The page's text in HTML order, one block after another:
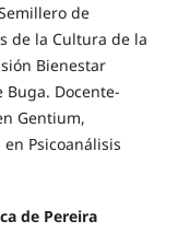
de
de la Cultura de la
Bienestar
Docente-
Gentium,
Psicoanálisis
de Pereira